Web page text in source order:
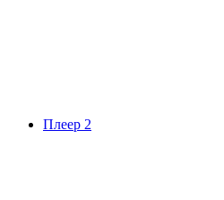
Плеер 2